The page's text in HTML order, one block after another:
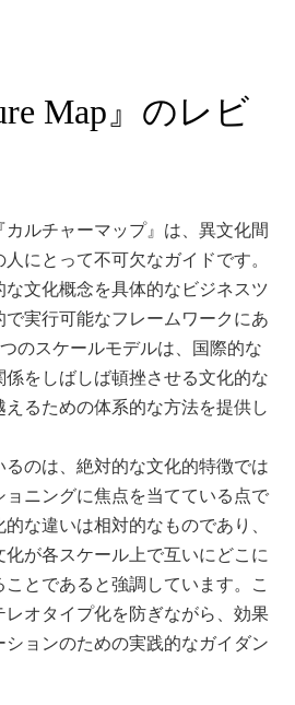
Map』のレビ
ルチャーマップ』は、異文化間
にとって不可欠なガイドです。
文化概念を具体的なビジネスツ
で実行可能なフレームワークにあ
のスケールモデルは、国際的な
係をしばしば頓挫させる文化的な
るための体系的な方法を提供し
るのは、絶対的な文化的特徴では
ョニングに焦点を当てている点で
な違いは相対的なものであり、
が各スケール上で互いにどこに
とであると強調しています。こ
オタイプ化を防ぎながら、効果
ションのための実践的なガイダン